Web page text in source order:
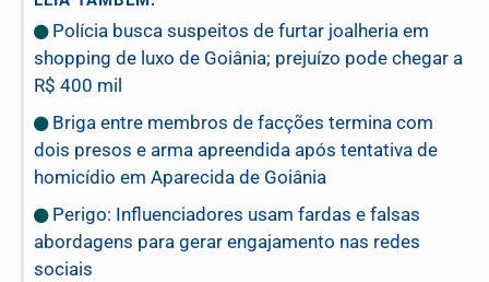
Polícia busca suspeitos de furtar joalheria em
shopping de luxo de Goiânia; prejuízo pode chegar a
R$ 400 mil
Briga entre membros de facções termina com
dois presos e arma apreendida após tentativa de
homicídio em Aparecida de Goiânia
Perigo: Influenciadores usam fardas e falsas
abordagens para gerar engajamento nas redes
sociais